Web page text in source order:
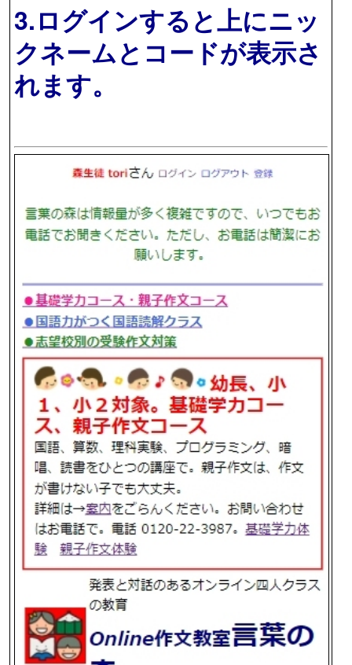
3.ログインすると上にニッ
クネームとコードが表示さ
れます。